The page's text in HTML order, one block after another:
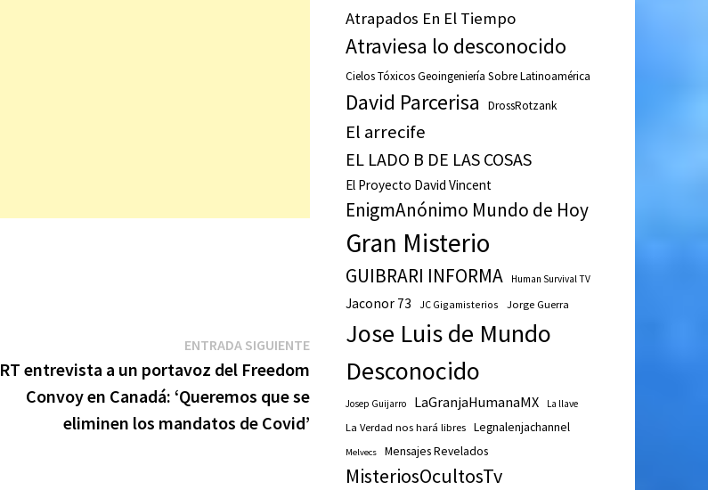
ENTRADA SIGUIENTEEntrada
siguiente:
RT entrevista a un portavoz del Freedom
Convoy en Canadá: ‘Queremos que se
eliminen los mandatos de Covid’
Atrapados En El Tiempo
Atraviesa lo desconocido
Cielos Tóxicos Geoingeniería Sobre Latinoamérica
David Parcerisa DrossRotzank
El arrecife
EL LADO B DE LAS COSAS
El Proyecto David Vincent
EnigmAnónimo Mundo de Hoy
Gran Misterio
GUIBRARI INFORMA Human Survival TV
Jaconor 73 JC Gigamisterios Jorge Guerra
Jose Luis de Mundo
Desconocido
Josep Guijarro LaGranjaHumanaMX La llave
La Verdad nos hará libres Legnalenjachannel
Melvecs Mensajes Revelados
MisteriosOcultosTv